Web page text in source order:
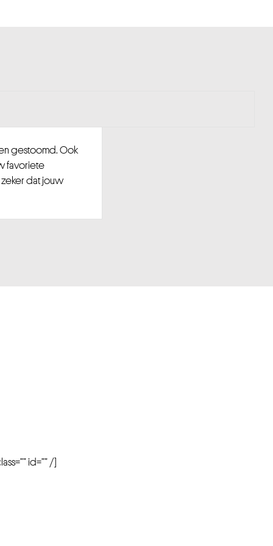
gestoomd. Ook
favoriete
dat jouw
id=”” /]